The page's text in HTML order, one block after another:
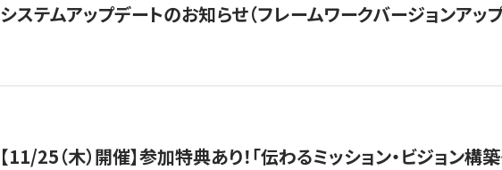
システムアップデートのお知らせ（フレームワークバージョンアップ
【11/25（木）開催】参加特典あり！「伝わるミッション・ビジョン